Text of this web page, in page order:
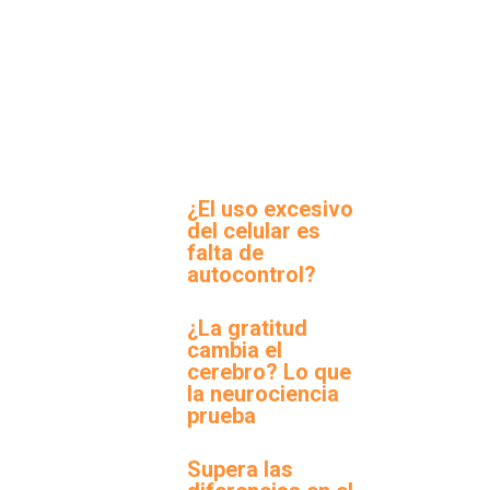
¿El uso excesivo
del celular es
falta de
autocontrol?
¿La gratitud
cambia el
cerebro? Lo que
la neurociencia
prueba
Supera las